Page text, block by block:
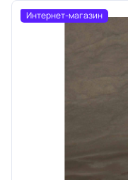
Интернет-магазин